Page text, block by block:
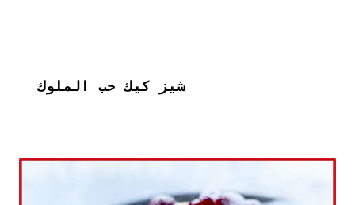
شيز كيك حب الملوك